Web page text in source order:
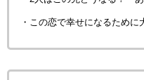
・この恋で幸せになるために